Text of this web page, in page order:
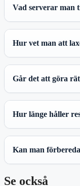
Vad serverar man
Hur vet man att
Går det att göra
Hur länge håller
Kan man
Se också